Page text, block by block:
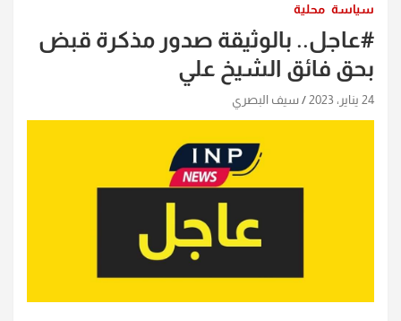
سياسة محلية
#عاجل.. بالوثيقة صدور مذكرة قبض
بحق فائق الشيخ علي
24 يناير، 2023 سيف البصري